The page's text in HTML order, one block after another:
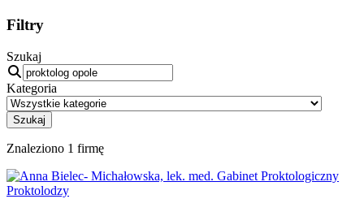
Filtry
Szukaj
Kategoria
Szukaj
Znaleziono 1 firmę
Proktolodzy